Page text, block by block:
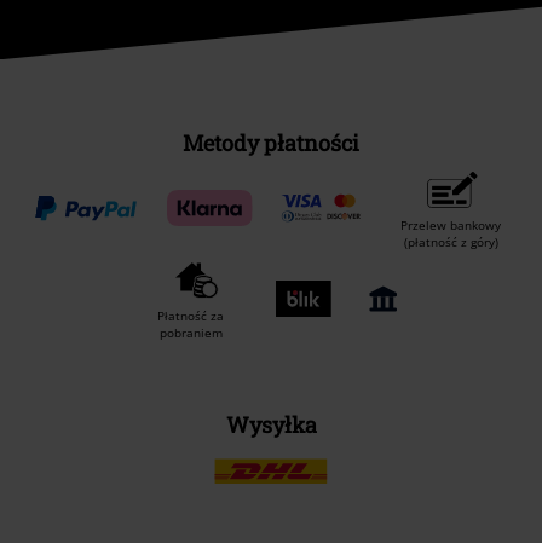
Metody płatności
Przelew bankowy
(płatność z góry)
Płatność za
pobraniem
Wysyłka